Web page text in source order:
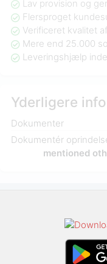
Lav provision og
Flersproget
Verificeret kvalitet
Mere end 25.000
Leveringshjælp
Yderligere
Dokumenter
Dokumentér
mentioned